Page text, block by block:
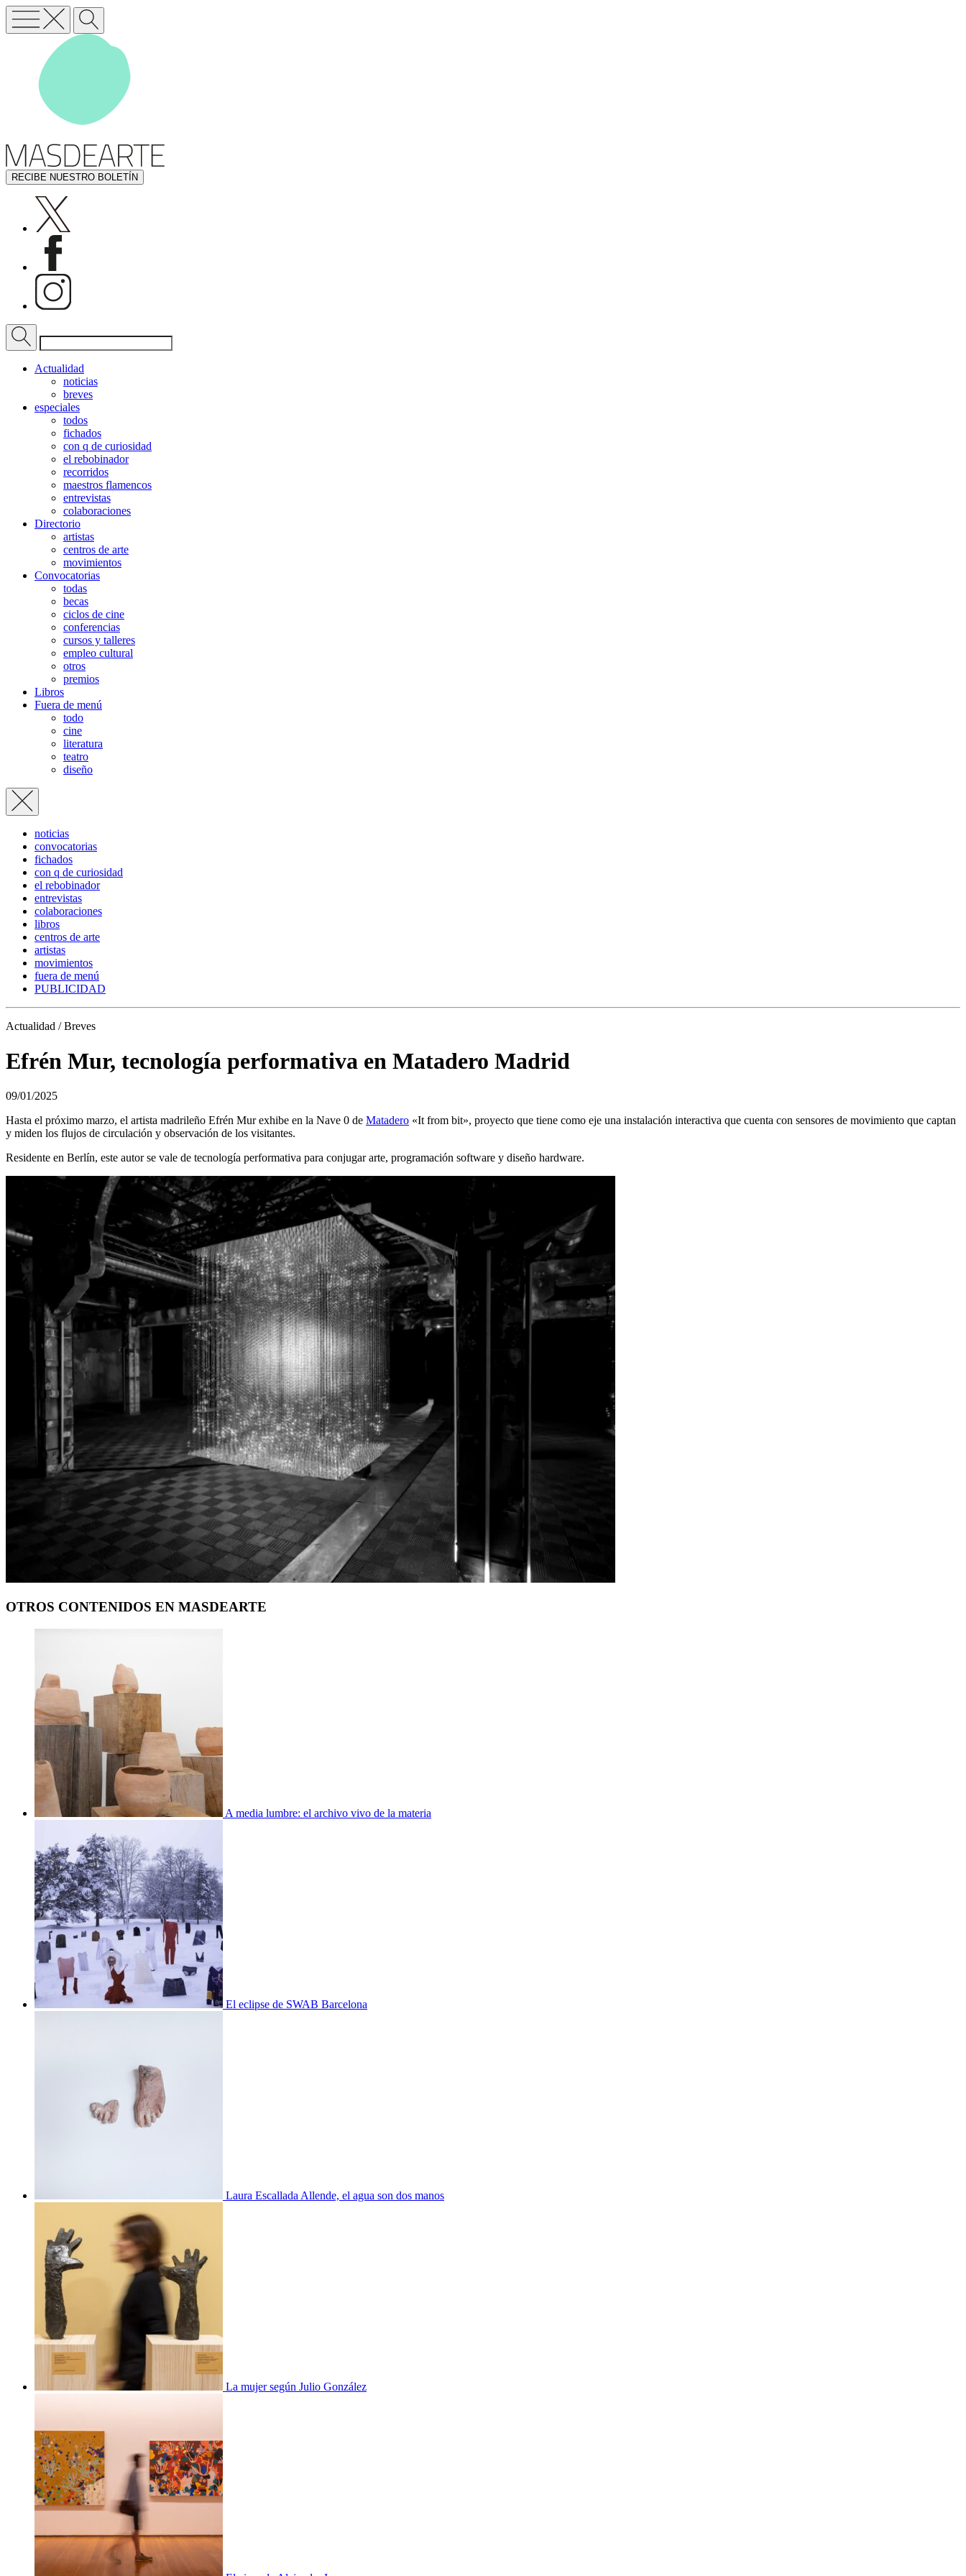
RECIBE NUESTRO BOLETÍN
Actualidad
noticias
breves
especiales
todos
fichados
con q de curiosidad
el rebobinador
recorridos
maestros flamencos
entrevistas
colaboraciones
Directorio
artistas
centros de arte
movimientos
Convocatorias
todas
becas
ciclos de cine
conferencias
cursos y talleres
empleo cultural
otros
premios
Libros
Fuera de menú
todo
cine
literatura
teatro
diseño
noticias
convocatorias
fichados
con q de curiosidad
el rebobinador
entrevistas
colaboraciones
libros
centros de arte
artistas
movimientos
fuera de menú
PUBLICIDAD
Actualidad / Breves
Efrén Mur, tecnología performativa en Matadero Madrid
09/01/2025
Hasta el próximo marzo, el artista madrileño Efrén Mur exhibe en la Nave 0 de Matadero «It from bit», proyecto que tiene como eje una instalación interactiva que cuenta con sensores de movimiento que captan
y miden los flujos de circulación y observación de los visitantes.
Residente en Berlín, este autor se vale de tecnología performativa para conjugar arte, programación software y diseño hardware.
OTROS CONTENIDOS EN MASDEARTE
A media lumbre: el archivo vivo de la materia
El eclipse de SWAB Barcelona
Laura Escallada Allende, el agua son dos manos
La mujer según Julio González